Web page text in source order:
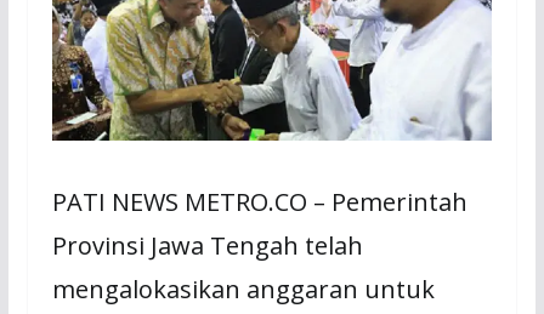
PATI NEWS METRO.CO – Pemerintah
Provinsi Jawa Tengah telah
mengalokasikan anggaran untuk